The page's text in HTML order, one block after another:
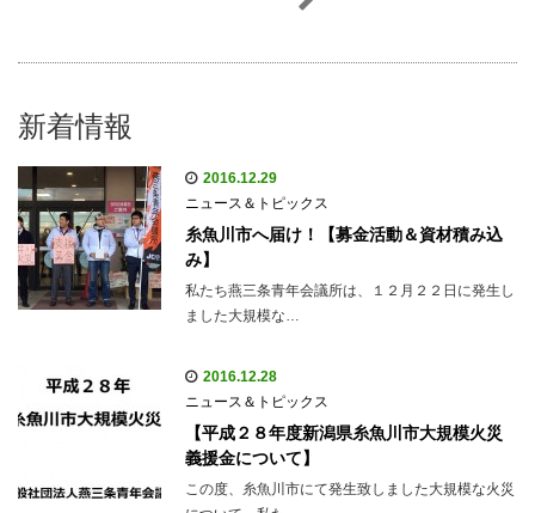
新着情報
2016.12.29
ニュース＆トピックス
糸魚川市へ届け！【募金活動＆資材積み込
み】
私たち燕三条青年会議所は、１２月２２日に発生し
ました大規模な…
2016.12.28
ニュース＆トピックス
【平成２８年度新潟県糸魚川市大規模火災
義援金について】
この度、糸魚川市にて発生致しました大規模な火災